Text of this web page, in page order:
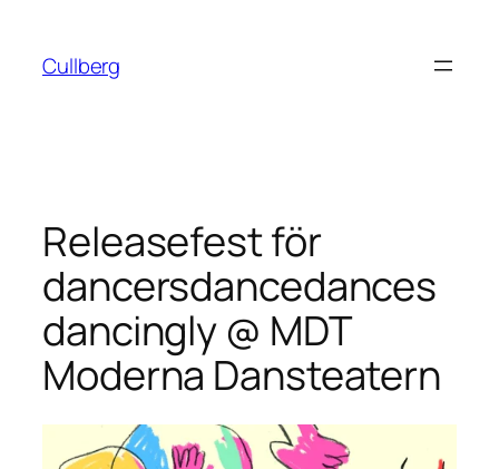
innehåll
Cullberg
Releasefest för
dancersdancedances
dancingly @ MDT
Moderna Dansteatern